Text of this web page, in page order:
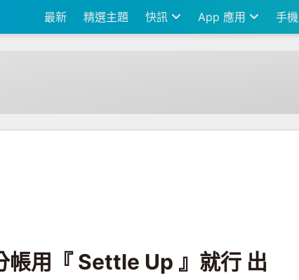
最新 精選主題 快訊 App 應用 手機
』就行 出門旅遊、朋友、家人聚餐都實用（iOS / Android）
帳用『 Settle Up 』就行 出